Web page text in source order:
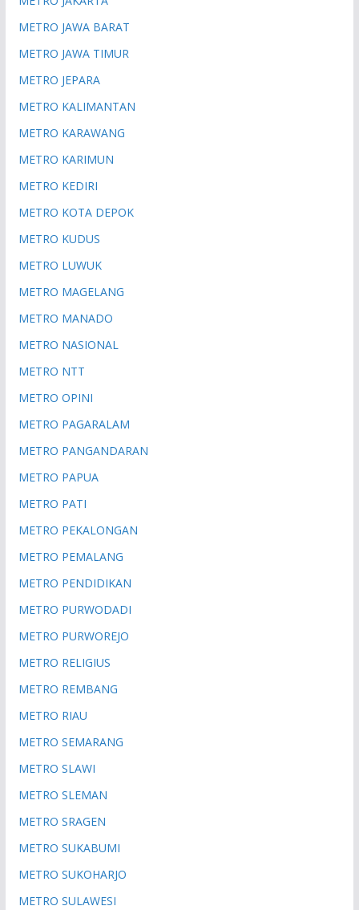
METRO JAWA BARAT
METRO JAWA TIMUR
METRO JEPARA
METRO KALIMANTAN
METRO KARAWANG
METRO KARIMUN
METRO KEDIRI
METRO KOTA DEPOK
METRO KUDUS
METRO LUWUK
METRO MAGELANG
METRO MANADO
METRO NASIONAL
METRO NTT
METRO OPINI
METRO PAGARALAM
METRO PANGANDARAN
METRO PAPUA
METRO PATI
METRO PEKALONGAN
METRO PEMALANG
METRO PENDIDIKAN
METRO PURWODADI
METRO PURWOREJO
METRO RELIGIUS
METRO REMBANG
METRO RIAU
METRO SEMARANG
METRO SLAWI
METRO SLEMAN
METRO SRAGEN
METRO SUKABUMI
METRO SUKOHARJO
METRO SULAWESI